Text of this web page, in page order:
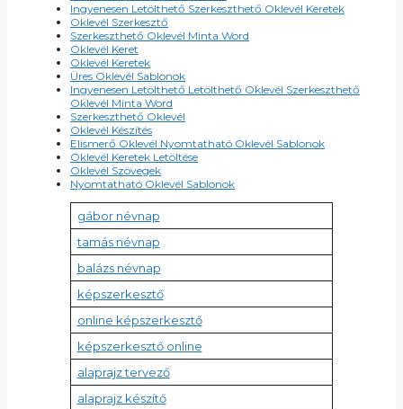
Ingyenesen Letölthető Szerkeszthető Oklevél Keretek
Oklevél Szerkesztő
Szerkeszthető Oklevél Minta Word
Oklevél Keret
Oklevél Keretek
Üres Oklevél Sablonok
Ingyenesen Letölthető Letölthető Oklevél Szerkeszthető
Oklevél Minta Word
Szerkeszthető Oklevél
Oklevél Készítés
Elismerő Oklevél Nyomtatható Oklevél Sablonok
Oklevél Keretek Letöltése
Oklevél Szövegek
Nyomtatható Oklevél Sablonok
gábor névnap
tamás névnap
balázs névnap
képszerkesztő
online képszerkesztő
képszerkesztő online
alaprajz tervező
alaprajz készítő